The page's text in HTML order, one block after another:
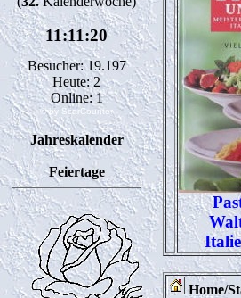
Besucher: 19.197
Heute: 2
Online: 1
© by ScarCounter
Jahreskalender
Feiertage
Home/